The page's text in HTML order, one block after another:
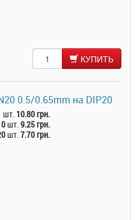
КУПИТЬ
0.5/0.65mm на DIP20
шт. 10.80 грн.
шт.9.25 грн.
шт.7.70 грн.